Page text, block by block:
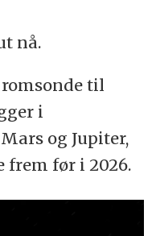
nå.
til
i
og Jupiter,
frem før i 2026.